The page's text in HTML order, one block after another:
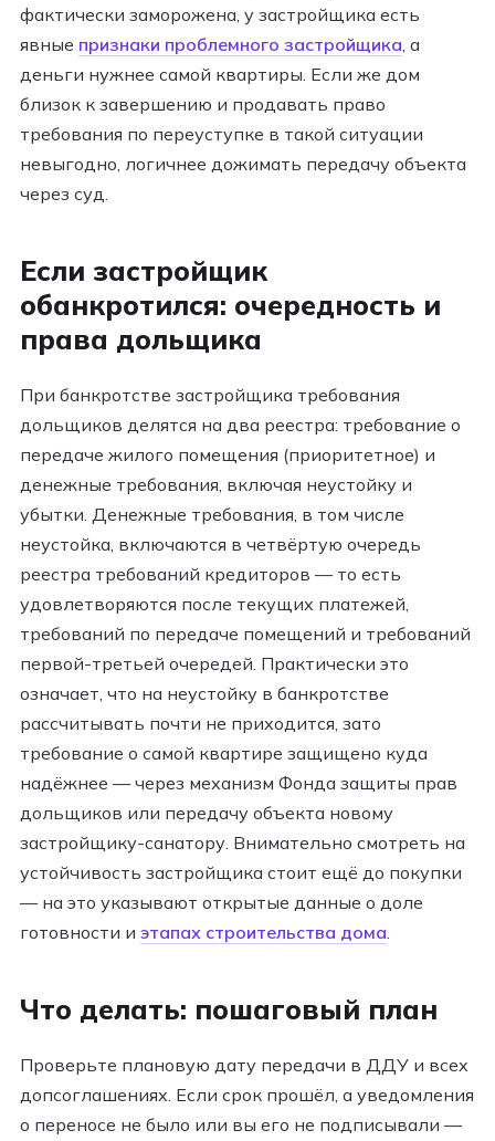
фактически заморожена, у застройщика есть
явные признаки проблемного застройщика , а
деньги нужнее самой квартиры. Если же дом
близок к завершению и продавать право
требования по переуступке в такой ситуации
невыгодно, логичнее дожимать передачу объекта
через суд.
Если застройщик
обанкротился: очередность и
права дольщика
При банкротстве застройщика требования
дольщиков делятся на два реестра: требование о
передаче жилого помещения (приоритетное) и
денежные требования, включая неустойку и
убытки. Денежные требования, в том числе
неустойка, включаются в четвёртую очередь
реестра требований кредиторов — то есть
удовлетворяются после текущих платежей,
требований по передаче помещений и требований
первой-третьей очередей. Практически это
означает, что на неустойку в банкротстве
рассчитывать почти не приходится, зато
требование о самой квартире защищено куда
надёжнее — через механизм Фонда защиты прав
дольщиков или передачу объекта новому
застройщику-санатору. Внимательно смотреть на
устойчивость застройщика стоит ещё до покупки
— на это указывают открытые данные о доле
готовности и этапах строительства дома
Что делать: пошаговый план
Проверьте плановую дату передачи в ДДУ и всех
допсоглашениях. Если срок прошёл, а уведомления
о переносе не было или вы его не подписывали —